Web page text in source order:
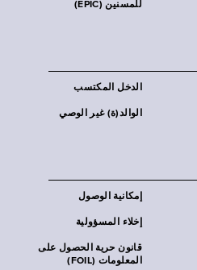
للمسنين (EPIC)
الدخل المكتسب
الوالد(ة) غير الوصي
إمكانية الوصول
إخلاء المسؤولية
قانون حرية الحصول على
المعلومات (FOIL)